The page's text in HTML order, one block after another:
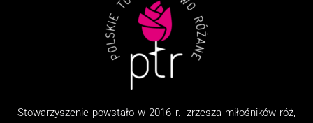
Stowarzyszenie powstało w 2016 r., zrzesza miłośników róż,